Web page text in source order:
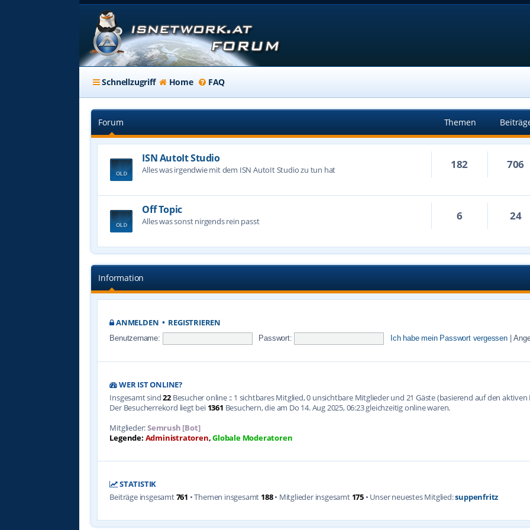
Schnellzugriff Home FAQ
Forum Themen
ISN AutoIt Studio
Alles was irgendwie mit dem ISN AutoIt Studio zu tun hat 182 706
Off Topic
Alles was sonst nirgends rein passt 6 24
Information
ANMELDEN • REGISTRIEREN
Benutzername: Passwort: Ich habe mein Passwort vergessen
WER IST ONLINE?
Insgesamt sind22 Besucher online :: 1 sichtbares Mitglied, 0 unsichtbare Mitglieder und 21 Gäste (basierend auf den
Der Besucherrekord liegt bei 1361 Besuchern, die am Do 14. Aug 2025, 06:23 gleichzeitig online waren.
Mitglieder:Semrush [Bot]
Legende: Administratoren,Globale Moderatoren
STATISTIK
Beiträge insgesamt761 • Themen insgesamt 188• Mitglieder insgesamt 175 • Unser neuestes Mitglied:suppenfritz